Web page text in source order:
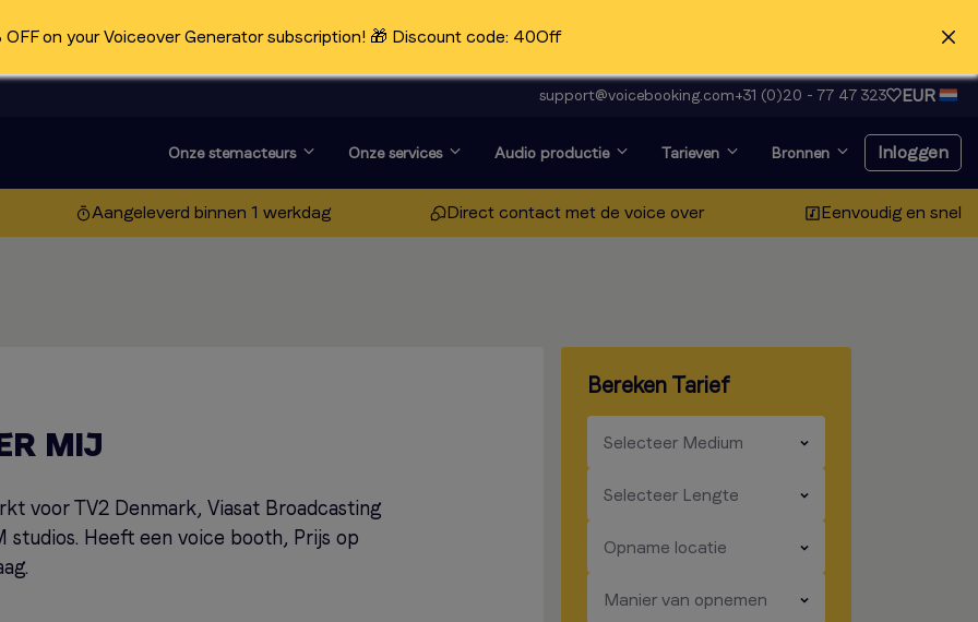
on your Voiceover Generator subscription! 🎁 Discount code: 40Off
support@voicebooking.com+31 (0)20 - 77 47 323 EUR
Onze stemacteurs Onze services Audio productie Tarieven Bronnen Inloggen
Aangeleverd binnen 1 werkdag Direct contact met de voice over Eenvoudig en snel
MIJ
voor TV2 Denmark, Viasat Broadcasting
studios. Heeft een voice booth, Prijs op
Bereken Tarief
Selecteer Medium
​​​
Selecteer Lengte
​​​
Opname locatie
​​​
Manier van opnemen
​​​